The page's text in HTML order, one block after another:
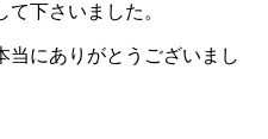
下さいました。
当にありがとうございまし